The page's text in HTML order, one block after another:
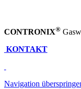
CONTRONIX®
KONTAKT
Navigation